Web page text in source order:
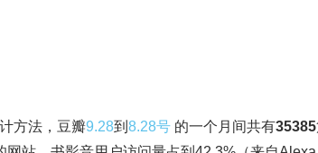
方法，豆瓣9.28到 8.28号 的一个月间共有35385